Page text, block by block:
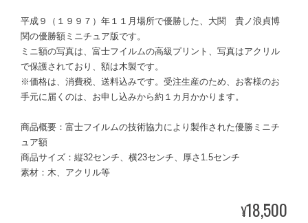
平成９（１９９７）年１１月場所で優勝した、大関 貴ノ浪貞博
関の優勝額ミニチュア版です。
ミニ額の写真は、富士フイルムの高級プリント、写真はアクリル
で保護されており、額は木製です。
※価格は、消費税、送料込みです。受注生産のため、お客様のお
手元に届くのは、お申し込みから約１カ月かかります。
商品概要：富士フイルムの技術協力により製作された優勝ミニチ
ュア額
商品サイズ：縦32センチ、横23センチ、厚さ1.5センチ
素材：木、アクリル等
¥18,500